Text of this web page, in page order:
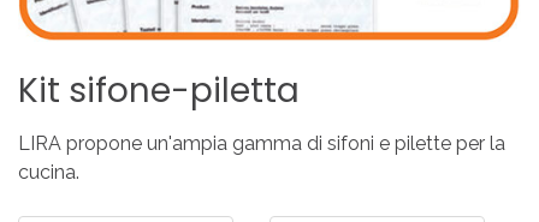
Kit sifone-piletta
LIRA propone un'ampia gamma di sifoni e pilette per la
cucina.